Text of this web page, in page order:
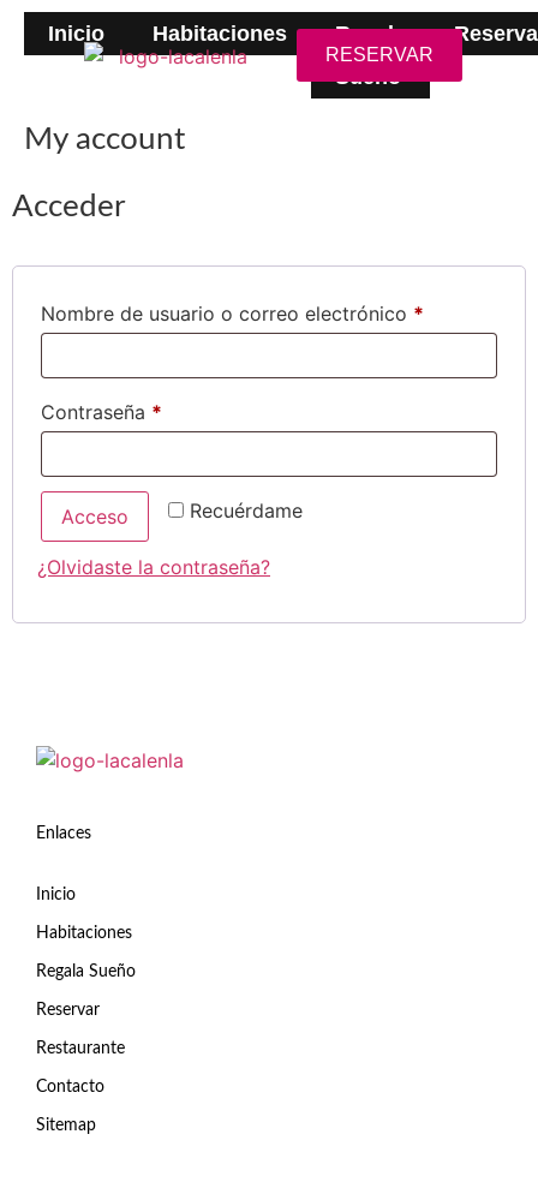
Inicio Habitaciones
Regala
Sueño
RESERVAR
My account
Acceder
Nombre de usuario o correo electrónico *
Contraseña *
Recuérdame
Acceso
¿Olvidaste la contraseña?
Enlaces
Inicio
Habitaciones
Regala Sueño
Reservar
Restaurante
Contacto
Sitemap